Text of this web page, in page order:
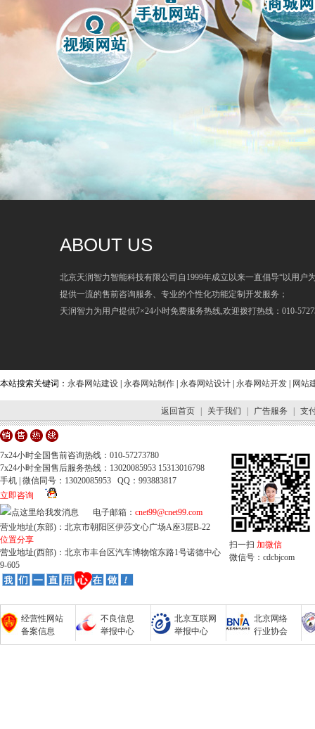
ABOUT US
北京天润智力智能科技有限公司自1999年成立以来一直倡导“以用户
提供一流的售前咨询服务、专业的个性化功能定制开发服务；
天润智力为用户提供7×24小时免费服务热线,欢迎拨打热线：010-
本站搜索关键词： 永春网站建设 永春网站制作 永春网站设计 永春网站开发 网站
返回首页 关于我们 广告服务 支
7x24小时全国售前咨询热线：010-57273780
7x24小时全国售后服务热线：13020085953 15313016798
手机 | 微信同号：13020085953 QQ：993883817
立即咨询
电子邮箱： cnet99@cnet99.com
营业地址(东部)：北京市朝阳区伊莎文心广场A座3层B-22
位置分享
营业地址(西部)：北京市丰台区汽车博物馆东路1号诺德中心
9-605
扫一扫 加微信
微信号：cdcbjcom
经营性网站
备案信息
不良信息
举报中心
北京互联网
举报中心
北京网络
行业协会